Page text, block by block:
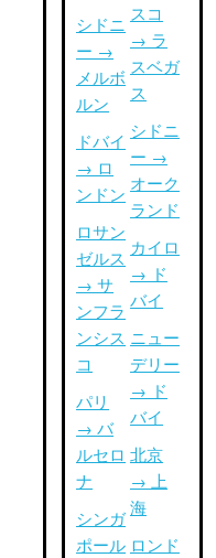
シドニ
ー →
メルボ
ルン
ドバイ
→ ロ
ンドン
ロサン
ゼルス
→ サ
ンフラ
ンシス
コ
パリ
→ バ
ルセロ
ナ
シンガ
ポール
スコ
→ ラ
スベガ
ス
シドニ
ー →
オーク
ランド
カイロ
→ ド
バイ
ニュー
デリー
→ ド
バイ
北京
→ 上
海
ロンド